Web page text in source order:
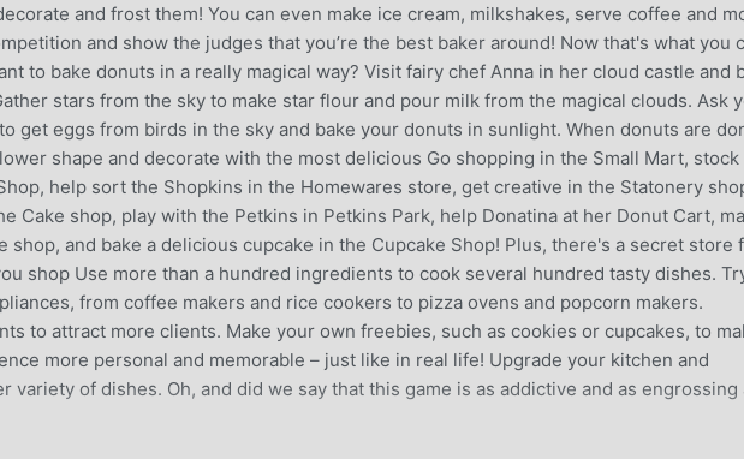
and frost them! You can even make ice cream, milkshakes, serve coffee and
and show the judges that you’re the best baker around! Now that's what you
to bake donuts in a really magical way? Visit fairy chef Anna in her cloud castle and
stars from the sky to make star flour and pour milk from the magical clouds. Ask
get eggs from birds in the sky and bake your donuts in sunlight. When donuts are
shape and decorate with the most delicious Go shopping in the Small Mart, stock
help sort the Shopkins in the Homewares store, get creative in the Statonery
Cake shop, play with the Petkins in Petkins Park, help Donatina at her Donut Cart,
shop, and bake a delicious cupcake in the Cupcake Shop! Plus, there's a secret store
shop Use more than a hundred ingredients to cook several hundred tasty dishes.
from coffee makers and rice cookers to pizza ovens and popcorn makers.
to attract more clients. Make your own freebies, such as cookies or cupcakes, to
more personal and memorable – just like in real life! Upgrade your kitchen and
variety of dishes. Oh, and did we say that this game is as addictive and as engrossing